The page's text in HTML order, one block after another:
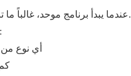
عندما يبدأ برنامج موحد، غالباً ما تركز المناقشات على المنتج.
تتضمن
أي نوع